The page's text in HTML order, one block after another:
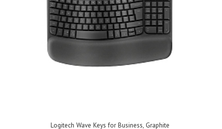
Logitech Wave Keys for Business, Graphite